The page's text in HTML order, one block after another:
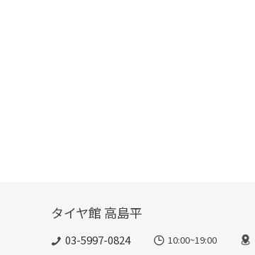
タイヤ館 高島平
03-5997-0824 10:00~19:00